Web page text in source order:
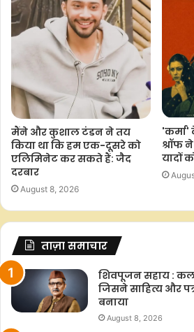
मैंने और कुशाल टंडन ने तय
किया था कि हम एक-दूसरे को
एलिमिनेट कर सकते हैं: जैद
दरबार
August 8, 2026
श्रॉफ
यादों
ताज़ा समाचार
शिवपूजन सहाय :
जिसने साहित्य और
बनाया
August 8, 2026